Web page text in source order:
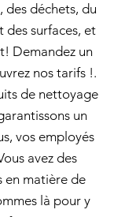
des déchets, du
des surfaces, et
Demandez un
nos tarifs !.
de nettoyage
un
vos employés
avez des
en matière de
là pour y